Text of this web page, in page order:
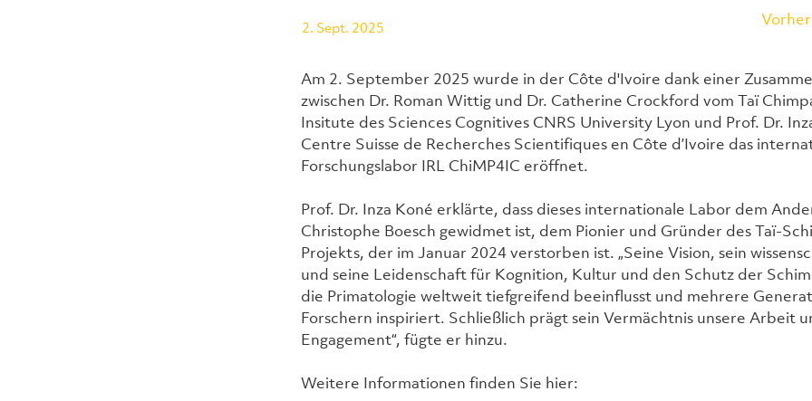
2. Sept. 2025
Am 2. September 2025 wurde in der Côte d'Ivoire dank einer
zwischen Dr. Roman Wittig und Dr. Catherine Crockford vom Taï
Insitute des Sciences Cognitives CNRS University Lyon und Prof. Dr.
Centre Suisse de Recherches Scientifiques en Côte d’Ivoire das
Forschungslabor IRL ChiMP4IC eröffnet.
Prof. Dr. Inza Koné erklärte, dass dieses internationale Labor dem
Christophe Boesch gewidmet ist, dem Pionier und Gründer des Taï-
Projekts, der im Januar 2024 verstorben ist. „Seine Vision, sein
und seine Leidenschaft für Kognition, Kultur und den Schutz der
die Primatologie weltweit tiefgreifend beeinflusst und mehrere
Forschern inspiriert. Schließlich prägt sein Vermächtnis unsere Arbeit
Engagement“, fügte er hinzu.
Weitere Informationen finden Sie hier: